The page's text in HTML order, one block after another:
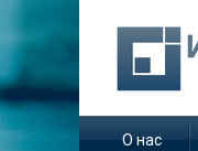
О нас